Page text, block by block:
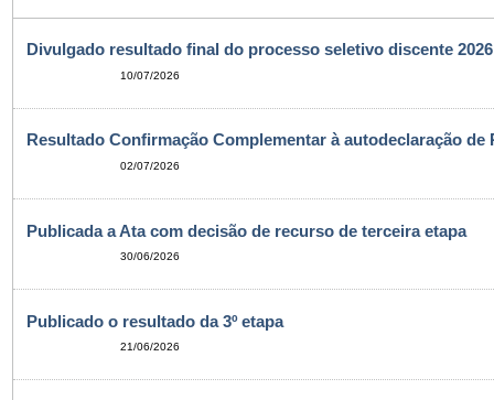
Divulgado resultado final do processo seletivo discente 2026
10/07/2026
Resultado Confirmação Complementar à autodeclaração de
02/07/2026
Publicada a Ata com decisão de recurso de terceira etapa
30/06/2026
Publicado o resultado da 3º etapa
21/06/2026